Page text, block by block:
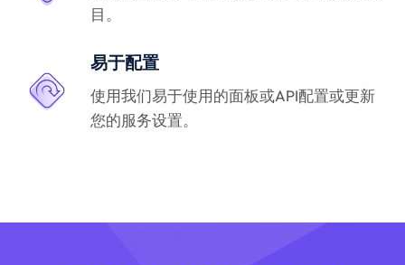
目。
易于配置
使用我们易于使用的面板或API配置或更新
您的服务设置。